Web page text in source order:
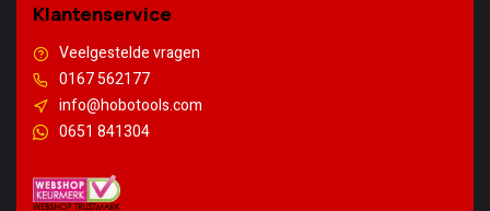
Klantenservice
Veelgestelde vragen
0167 562177
info@hobotools.com
0651 841304